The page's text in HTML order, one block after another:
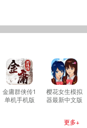
版本，玩家能够直接使
全可以正常进行登录操
一定能够让你啊感觉到
金庸群侠传1
单机手机版
樱花女生模拟
器最新中文版
更多+